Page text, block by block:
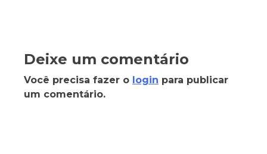
Deixe um comentário
Você precisa fazer o login para publicar
um comentário.